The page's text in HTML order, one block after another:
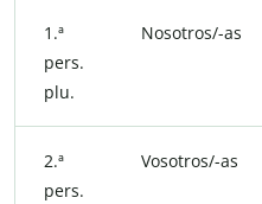
1.ª
pers.
plu.
Nosotros/-as
2.ª
pers.
Vosotros/-as